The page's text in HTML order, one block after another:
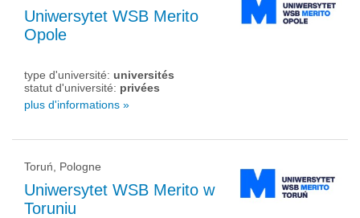
Uniwersytet WSB Merito
Opole
type d'université: universités
statut d'université: privées
plus d'informations »
Toruń, Pologne
Uniwersytet WSB Merito w
Toruniu